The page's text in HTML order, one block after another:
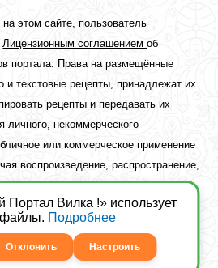
этом сайте, пользователь
Лицензионным соглашениемоб
портала. Права на размещённые
текстовые рецепты, принадлежат их
рецепты и передавать их
личного, некоммерческого
или коммерческое применение
воспроизведение, распространение,
- возможно лишь при наличии
разрешения правообладателя.
Портал Вилка
Портал Вилка !» использует
Подробнее
Отклонить Настроить